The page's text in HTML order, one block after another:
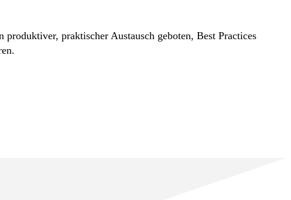
praktischer Austausch geboten, Best Practices